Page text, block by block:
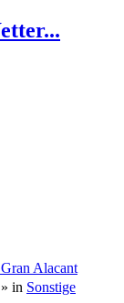
Alacant
» in Sonstige